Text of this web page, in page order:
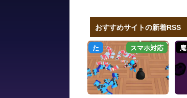
おすすめサイトの新着RSS
た スマホ対応 庵